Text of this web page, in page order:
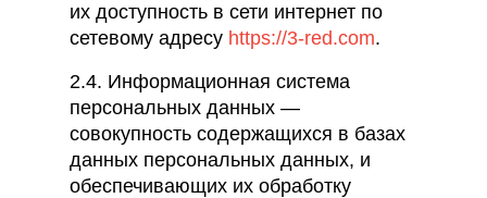
их доступность в сети интернет по
сетевому адресу https://3-red.com.
2.4. Информационная система
персональных данных —
совокупность содержащихся в базах
данных персональных данных, и
обеспечивающих их обработку